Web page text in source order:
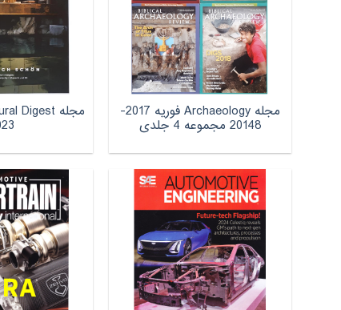
مجله Archaeology فوریه 2017-
20148 مجموعه 4 جلدی